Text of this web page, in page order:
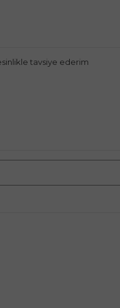
tavsiye ederim